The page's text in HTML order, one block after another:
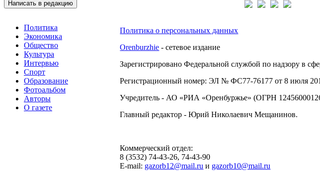
Написать в редакцию
Политика
Экономика
Общество
Культура
Интервью
Спорт
Образование
Фотоальбом
Авторы
О газете
Политика о персональных данных
Orenburzhie - сетевое издание
Зарегистрировано Федеральной службой по надзору в
Регистрационный номер: ЭЛ № ФС77-76177 от 8 июля
Учредитель - АО «РИА «Оренбуржье» (ОГРН
Главный редактор - Юрий Николаевич Мещанинов.
Коммерческий отдел:
8 (3532) 74-43-26, 74-43-90
E-mail: gazorb12@mail.ru и gazorb10@mail.ru